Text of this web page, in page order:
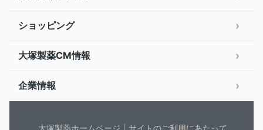
ショッピング
大塚製薬CM情報
企業情報